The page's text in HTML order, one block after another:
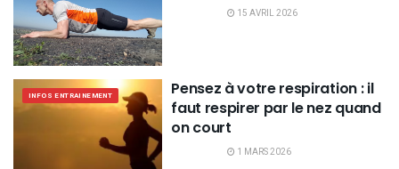
15 AVRIL 2026
INFOS ENTRAINEMENT
Pensez à votre respiration : il
faut respirer par le nez quand
on court
1 MARS 2026